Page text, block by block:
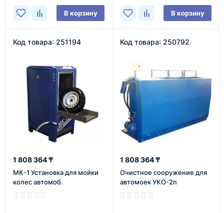
В корзину В корзину
Код товара: 251194
1 808 364 ₸
МК-1 Установка для мойки
колес автомоб.
Код товара: 250792
1 808 364 ₸
Очистное сооружение для
автомоек УКО-2п